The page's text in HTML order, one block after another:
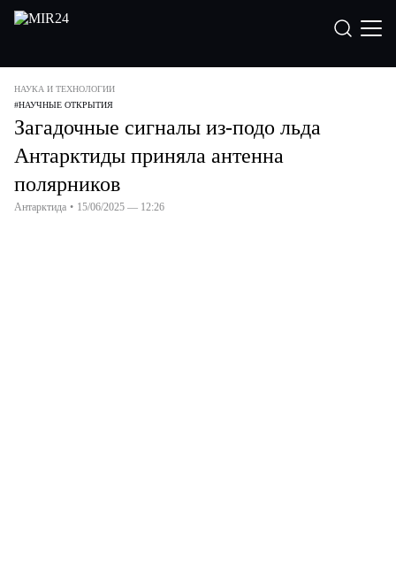
НАУКА И ТЕХНОЛОГИИ
#НАУЧНЫЕ ОТКРЫТИЯ
Загадочные сигналы из-подо льда
Антарктиды приняла антенна
полярников
Антарктида • 15/06/2025 — 12:26